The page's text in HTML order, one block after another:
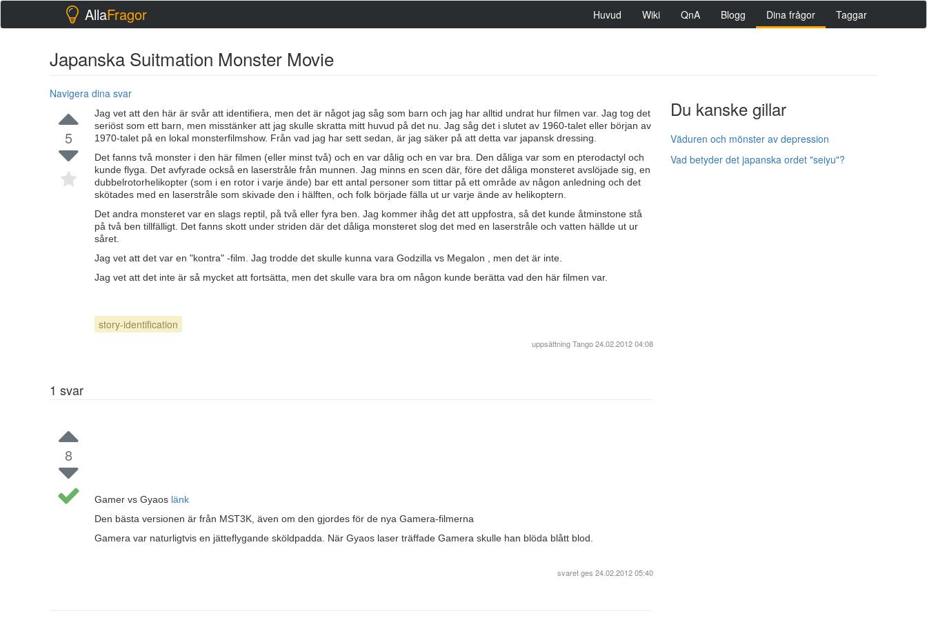
AllaFragor Huvud Wiki QnA Blogg Dina frågor Taggar
Japanska Suitmation Monster Movie
Navigera dina svar
Du kanske gillar
Väduren och mönster av depression
Vad betyder det japanska ordet "seiyu"?
5
Jag vet att den här är svår att identifiera, men det är något jag såg som barn och jag har alltid undrat hur filmen var. Jag tog det
seriöst som ett barn, men misstänker att jag skulle skratta mitt huvud på det nu. Jag såg det i slutet av 1960-talet eller början av
1970-talet på en lokal monsterfilmshow. Från vad jag har sett sedan, är jag säker på att detta var japansk dressing.
Det fanns två monster i den här filmen (eller minst två) och en var dålig och en var bra. Den dåliga var som en pterodactyl och
kunde flyga. Det avfyrade också en laserstråle från munnen. Jag minns en scen där, före det dåliga monsteret avslöjade sig, en
dubbelrotorhelikopter (som i en rotor i varje ände) bar ett antal personer som tittar på ett område av någon anledning och det
skötades med en laserstråle som skivade den i hälften, och folk började fälla ut ur varje ände av helikoptern.
Det andra monsteret var en slags reptil, på två eller fyra ben. Jag kommer ihåg det att uppfostra, så det kunde åtminstone stå
på två ben tillfälligt. Det fanns skott under striden där det dåliga monsteret slog det med en laserstråle och vatten hällde ut ur
såret.
Jag vet att det var en "kontra" -film. Jag trodde det skulle kunna vara Godzilla vs Megalon , men det är inte.
Jag vet att det inte är så mycket att fortsätta, men det skulle vara bra om någon kunde berätta vad den här filmen var.
story-identification
uppsättningTango24.02.2012 04:08
1 svar
8
Gamer vs Gyaos länk
Den bästa versionen är från MST3K, även om den gjordes för de nya Gamera-filmerna
Gamera var naturligtvis en jätteflygande sköldpadda. När Gyaos laser träffade Gamera skulle han blöda blått blod.
svaret ges 24.02.2012 05:40